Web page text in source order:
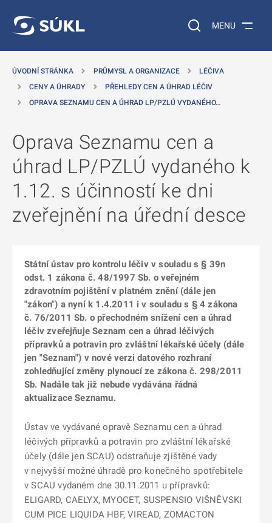
Vyhledávání na
MENU
ÚVODNÍ STRÁNKA PRŮMYSL A ORGANIZACE
LÉČIVA
CENY A ÚHRADY
PŘEHLEDY CEN A ÚHRAD LÉČIV
OPRAVA SEZNAMU CEN A ÚHRAD LP/PZLÚ VYDANÉHO…
Oprava Seznamu cen a
úhrad LP/PZLÚ vydaného k
1.12. s účinností ke dni
zveřejnění na úřední desce
Státní ústav pro kontrolu léčiv v souladu s § 39n
odst. 1 zákona č. 48/1997 Sb. o veřejném
zdravotním pojištění v platném znění (dále jen
"zákon") a nyní k 1.4.2011 i v souladu s § 4 zákona
č. 76/2011 Sb. o přechodném snížení cen a úhrad
léčiv zveřejňuje Seznam cen a úhrad léčivých
přípravků a potravin pro zvláštní lékařské účely (dále
jen "Seznam") v nové verzi datového rozhraní
zohledňující změny plynoucí ze zákona č. 298/2011
Sb. Nadále tak již nebude vydávána řádná
aktualizace Seznamu.
Ústav ve vydávané opravě Seznamu cen a úhrad
léčivých přípravků a potravin pro zvláštní lékařské
účely (dále jen SCAU) odstraňuje zjištěné vady
v nejvyšší možné úhradě pro konečného spotřebitele
v SCAU vydaném dne 30.11.2011 u přípravků:
ELIGARD, CAELYX, MYOCET, SUSPENSIO VIŠNĚVSKI
CUM PICE LIQUIDA HBF, VIREAD, ZOMACTON